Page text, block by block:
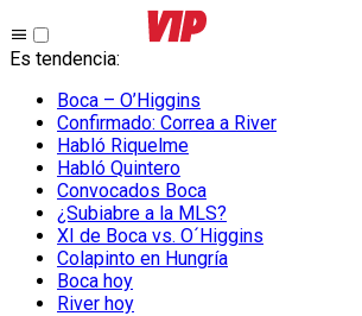
Es tendencia:
Boca – O’Higgins
Confirmado: Correa a River
Habló Riquelme
Habló Quintero
Convocados Boca
¿Subiabre a la MLS?
XI de Boca vs. O´Higgins
Colapinto en Hungría
Boca hoy
River hoy